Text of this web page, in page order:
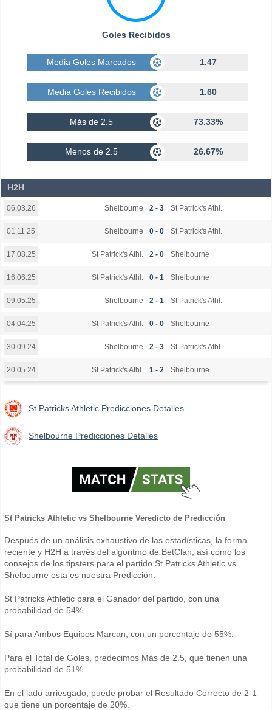
Goles Recibidos
Media Goles Marcados 1.47
Media Goles Recibidos 1.60
Más de 2.5 73.33%
Menos de 2.5 26.67%
H2H
06.03.26 Shelbourne 2 - 3 St Patrick's Athl.
01.11.25 Shelbourne 0 - 0 St Patrick's Athl.
17.08.25 St Patrick's Athl. 2 - 0 Shelbourne
16.06.25 St Patrick's Athl. 0 - 1 Shelbourne
09.05.25 Shelbourne 2 - 1 St Patrick's Athl.
04.04.25 St Patrick's Athl. 0 - 0 Shelbourne
30.09.24 Shelbourne 2 - 3 St Patrick's Athl.
20.05.24 St Patrick's Athl. 1 - 2 Shelbourne
St Patricks Athletic Predicciones Detalles
Shelbourne Predicciones Detalles
St Patricks Athletic vs Shelbourne Veredicto de Predicción
Después de un análisis exhaustivo de las estadísticas, la forma
reciente y H2H a través del algoritmo de BetClan, así como los
consejos de los tipsters para el partido St Patricks Athletic vs
Shelbourne esta es nuestra Predicción:
St Patricks Athletic para el Ganador del partido, con una
probabilidad de 54%
Sí para Ambos Equipos Marcan, con un porcentaje de 55%.
Para el Total de Goles, predecimos Más de 2.5, que tienen una
probabilidad de 51%
En el lado arriesgado, puede probar el Resultado Correcto de 2-1
que tiene un porcentaje de 20%.